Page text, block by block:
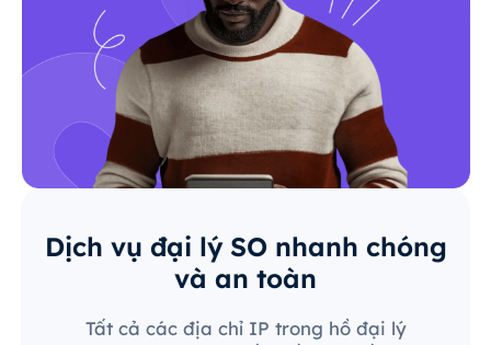
Dịch vụ đại lý SO nhanh chóng
và an toàn
Tất cả các địa chỉ IP trong hồ đại lý